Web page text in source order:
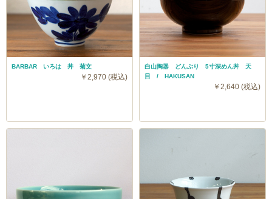
BARBAR いろは 丼 菊文
￥2,970 (税込)
白山陶器 どんぶり 5寸深めん丼 天
目 / HAKUSAN
￥2,640 (税込)